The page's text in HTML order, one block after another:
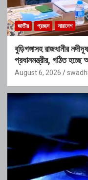
জাতীয় প্রচ্ছদ সারাদেশ
বুড়িগঙ্গাসহ রাজধানীর
প্রধানমন্ত্রীর, গঠিত
August 6, 2026